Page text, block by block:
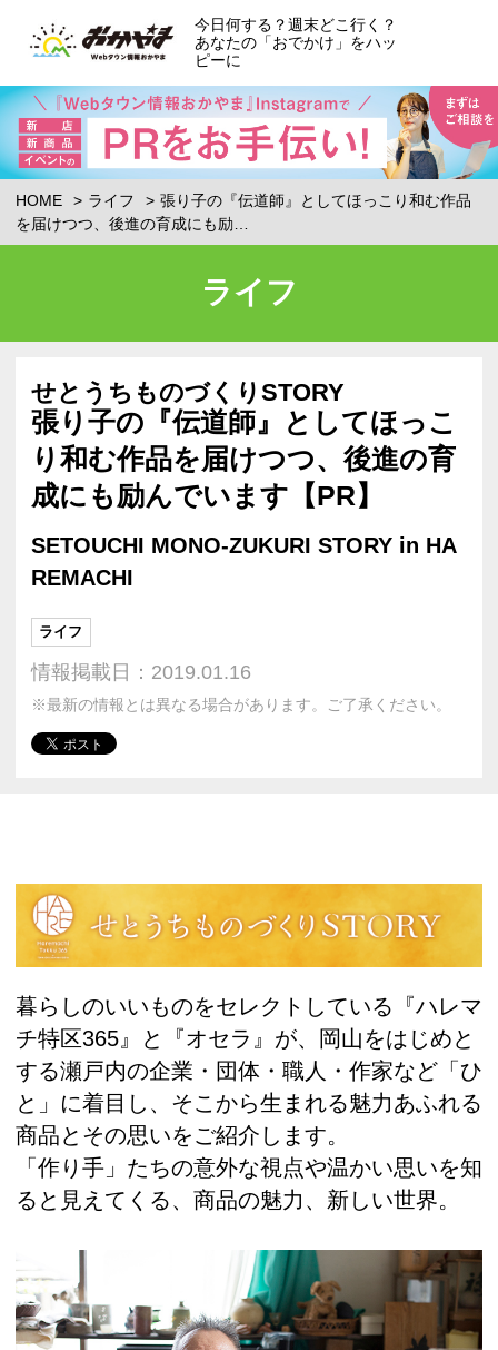
今日何する？週末どこ行く？
あなたの「おでかけ」をハッ
ピーに
HOME ライフ
張り子の『伝道師』としてほっこり和む作品
を届けつつ、後進の育成にも励…
ライフ
せとうちものづくりSTORY
張り子の『伝道師』としてほっこ
り和む作品を届けつつ、後進の育
成にも励んでいます【PR】
SETOUCHI MONO-ZUKURI STORY in HA
REMACHI
ライフ
情報掲載日：2019.01.16
※最新の情報とは異なる場合があります。ご了承ください。
暮らしのいいものをセレクトしている『ハレマ
チ特区365』と『オセラ』が、岡山をはじめと
する瀬戸内の企業・団体・職人・作家など「ひ
と」に着目し、そこから生まれる魅力あふれる
商品とその思いをご紹介します。
「作り手」たちの意外な視点や温かい思いを知
ると見えてくる、商品の魅力、新しい世界。